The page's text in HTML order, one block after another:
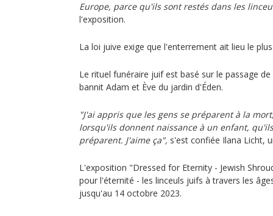
Europe, parce qu'ils sont restés dans les
l'exposition.
La loi juive exige que l'enterrement ait lieu le
Le rituel funéraire juif est basé sur le passage
bannit Adam et Ève du jardin d'Éden.
"J'ai appris que les gens se préparent à la
lorsqu'ils donnent naissance à un enfant,
préparent. J'aime ça", s'est confiée Ilana Licht,
L'exposition "Dressed for Eternity - Jewish
pour l'éternité - les linceuls juifs à travers les
jusqu'au 14 octobre 2023.